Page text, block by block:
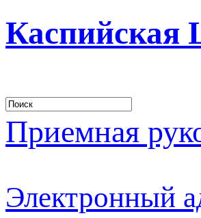
Каспийская
Приемная
Электронный